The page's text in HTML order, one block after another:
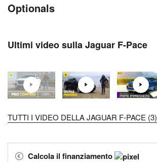
Optionals
Ultimi video sulla Jaguar F-Pace
TUTTI I VIDEO DELLA JAGUAR F-PACE (3)
Calcola il finanziamento